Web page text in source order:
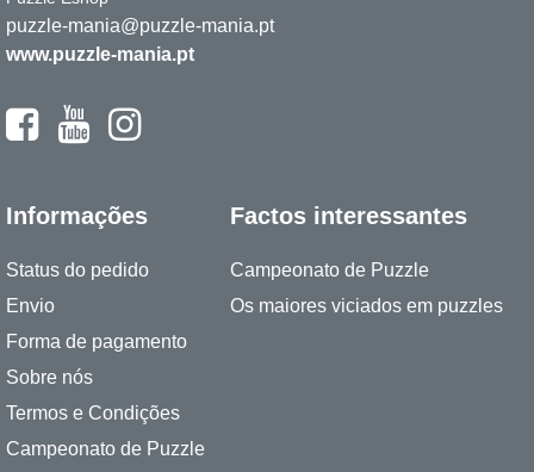
puzzle-mania@puzzle-mania.pt
www.puzzle-mania.pt
Informações
Status do pedido
Envio
Forma de pagamento
Sobre nós
Termos e Condições
Campeonato de Puzzle
Factos interessantes
Campeonato de Puzzle
Os maiores viciados em puzzles